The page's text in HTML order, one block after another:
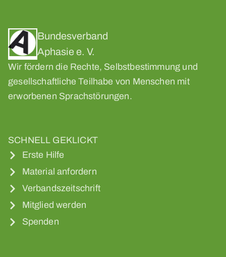
Bundesverband
Aphasie e. V.
Wir fördern die Rechte, Selbstbestimmung und
gesellschaftliche Teilhabe von Menschen mit
erworbenen Sprachstörungen.
SCHNELL GEKLICKT
Erste Hilfe
Material anfordern
Verbandszeitschrift
Mitglied werden
Spenden